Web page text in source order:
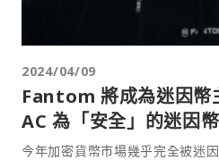
2024/04/09
Fantom 將成為迷因幣
AC 為「安全」的迷因
今年加密貨幣市場幾乎完全被迷